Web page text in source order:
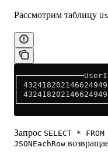
Рассмотрим таблицу
│
│
Запрос SELECT *
JSONEachRow